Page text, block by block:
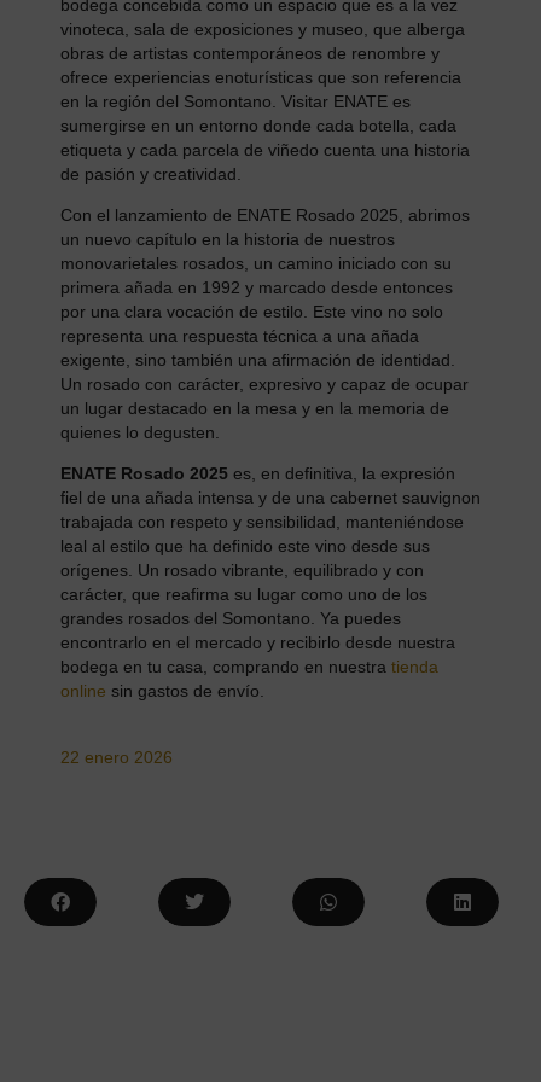
bodega concebida como un espacio que es a la vez
vinoteca, sala de exposiciones y museo, que alberga
obras de artistas contemporáneos de renombre y
ofrece experiencias enoturísticas que son referencia
en la región del Somontano. Visitar ENATE es
sumergirse en un entorno donde cada botella, cada
etiqueta y cada parcela de viñedo cuenta una historia
de pasión y creatividad.
Con el lanzamiento de ENATE Rosado 2025, abrimos
un nuevo capítulo en la historia de nuestros
monovarietales rosados, un camino iniciado con su
primera añada en 1992 y marcado desde entonces
por una clara vocación de estilo. Este vino no solo
representa una respuesta técnica a una añada
exigente, sino también una afirmación de identidad.
Un rosado con carácter, expresivo y capaz de ocupar
un lugar destacado en la mesa y en la memoria de
quienes lo degusten.
ENATE Rosado 2025 es, en definitiva, la expresión
fiel de una añada intensa y de una cabernet sauvignon
trabajada con respeto y sensibilidad, manteniéndose
leal al estilo que ha definido este vino desde sus
orígenes. Un rosado vibrante, equilibrado y con
carácter, que reafirma su lugar como uno de los
grandes rosados del Somontano. Ya puedes
encontrarlo en el mercado y recibirlo desde nuestra
bodega en tu casa, comprando en nuestra tienda
online sin gastos de envío.
22 enero 2026